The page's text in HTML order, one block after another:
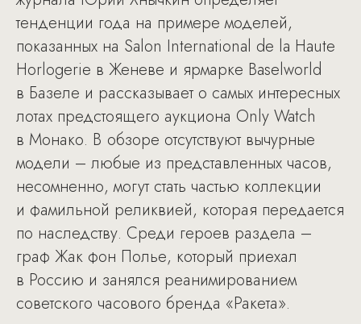
тенденции года на примере моделей,
показанных на Salon International de la Haute
Horlogerie в Женеве и ярмарке Baselworld
в Базеле и рассказывает о самых интересных
лотах предстоящего аукциона Only Watch
в Монако. В обзоре отсутствуют вычурные
модели – любые из представленных часов,
несомненно, могут стать частью коллекции
и фамильной реликвией, которая передается
по наследству. Среди героев раздела –
граф Жак фон Полье, который приехал
в Россию и занялся реанимированием
советского часового бренда «Ракета».